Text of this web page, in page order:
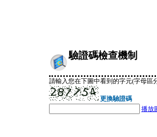
驗證碼檢查機制
請輸入您在下圖中看到的字元(字母區
更換驗證碼
播放